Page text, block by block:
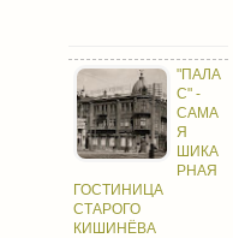
"ПАЛА
С" -
САМА
Я
ШИКА
РНАЯ
ГОСТИНИЦА
СТАРОГО
КИШИНЁВА